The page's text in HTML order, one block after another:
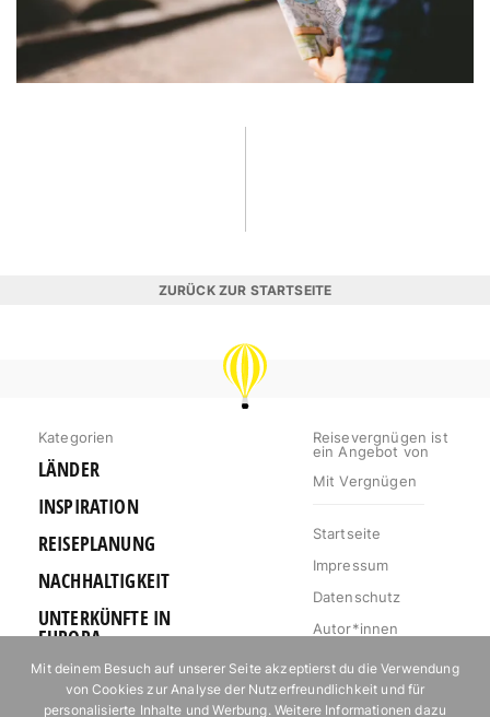
ZURÜCK ZUR STARTSEITE
REISEVERGNÜGEN
Kategorien
LÄNDER
INSPIRATION
REISEPLANUNG
NACHHALTIGKEIT
UNTERKÜNFTE IN
EUROPA
OUTDOOR
Reisevergnügen ist
ein Angebot von
Mit Vergnügen
Startseite
Impressum
Datenschutz
Autor*innen
Mediakit
Jobs
Mit deinem Besuch auf unserer Seite akzeptierst du die Verwendung
von Cookies zur Analyse der Nutzerfreundlichkeit und für
personalisierte Inhalte und Werbung. Weitere Informationen dazu